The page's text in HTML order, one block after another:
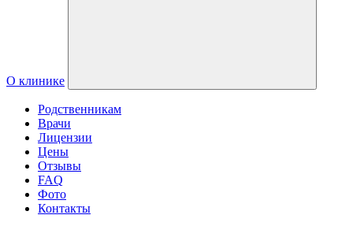
О клинике
Родственникам
Врачи
Лицензии
Цены
Отзывы
FAQ
Фото
Контакты